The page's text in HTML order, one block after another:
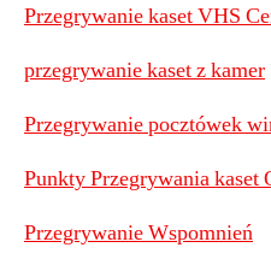
Przegrywanie kaset VHS
przegrywanie kaset z kamer
Przegrywanie pocztówek
Punkty Przegrywania kaset
Przegrywanie Wspomnień